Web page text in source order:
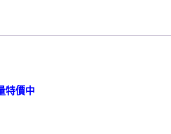
中!
特價中